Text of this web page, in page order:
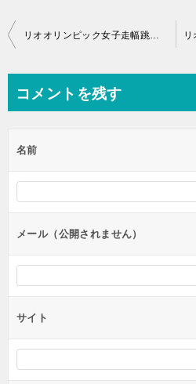
投
ビ
ー
シ
ョ
ン
コメントを残す
名前
メール（公開されません）
サイト